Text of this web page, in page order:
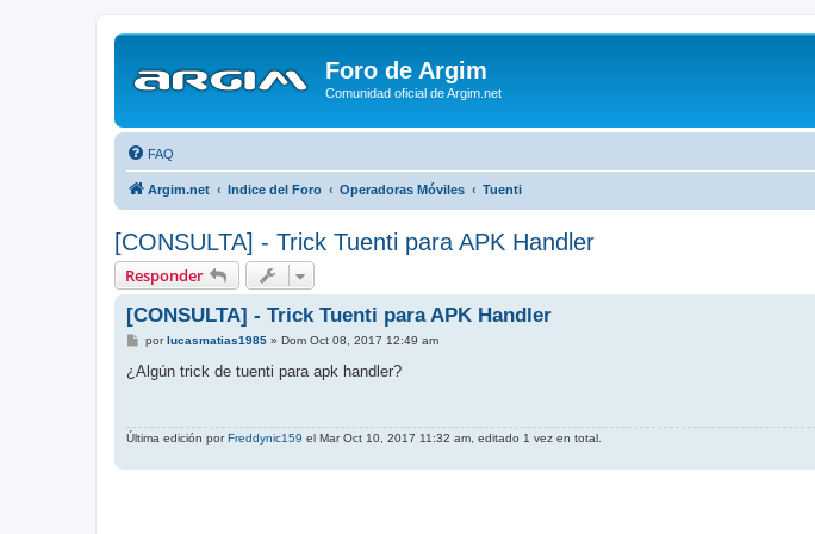
Foro de Argim
Comunidad oficial de Argim.net
FAQ
Argim.net Indice del Foro Operadoras Móviles Tuenti
[CONSULTA] - Trick Tuenti para APK Handler
Responder
[CONSULTA] - Trick Tuenti para APK Handler
M
n
e
porlucasmatias1985» Dom Oct 08, 2017 12:49 am
¿Algún trick de tuenti para apk handler?
Última edición porFreddynic159 el Mar Oct 10, 2017 11:32 am, editado 1 vez en total.